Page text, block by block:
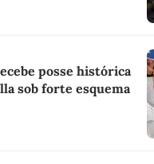
posse histórica
sob forte esquema